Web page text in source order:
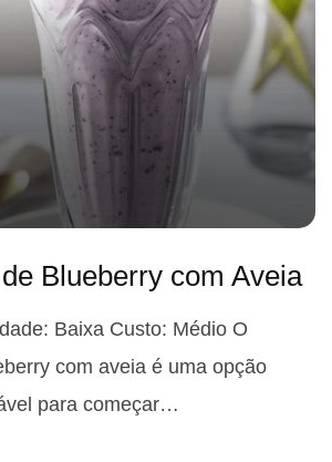
Blueberry com Aveia
Baixa Custo: Médio O
com aveia é uma opção
para começar…